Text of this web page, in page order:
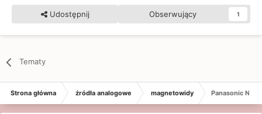
Udostępnij Obserwujący 1
Tematy
Strona główna źródła analogowe magnetowidy Panasonic NV-